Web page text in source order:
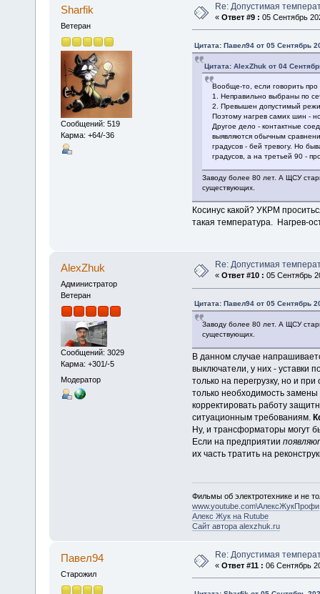
Sharfik
Ветеран
Сообщений: 519
Карма: +64/-36
Re: Допустимая
« Ответ #9 : 05 Сентябрь
Цитата: Павел94 от 05 Сентябрь
Цитата: AlexZhuk от 04
Вообще-то, если говорить про
1. Неправильно выбраны по
2. Превышен допустимый
Поэтому нагрев самих шин -
Другое дело - контактные
выявляются обычным
градусов - бей тревогу. Но
градусов, а на третьей 90 -
Заводу более 80 лет. А ЩСУ
существующих.
Косинус какой? УКРМ
такая температура. Нагрев-
AlexZhuk
Администратор
Ветеран
Сообщений: 3029
Карма: +301/-5
Модератор
Re: Допустимая
« Ответ #10 : 05 Сентябрь
Цитата: Павел94 от 05 Сентябрь
Заводу более 80 лет. А ЩСУ
существующих.
В данном случае
выключатели, у них - уставки
только на перегрузку, но и
только необходимость
корректировать работу
ситуационным требованиям.
Ну, и трансформаторы могут
Если на предприятии
их часть тратить на
Фильмы об электротехнике и не
www.youtube.com\АлексЖукПрофи
Алекс Жук на Rutube
Сайт автора alexzhuk.ru
Павел94
Старожил
Re: Допустимая
« Ответ #11 : 06 Сентябрь